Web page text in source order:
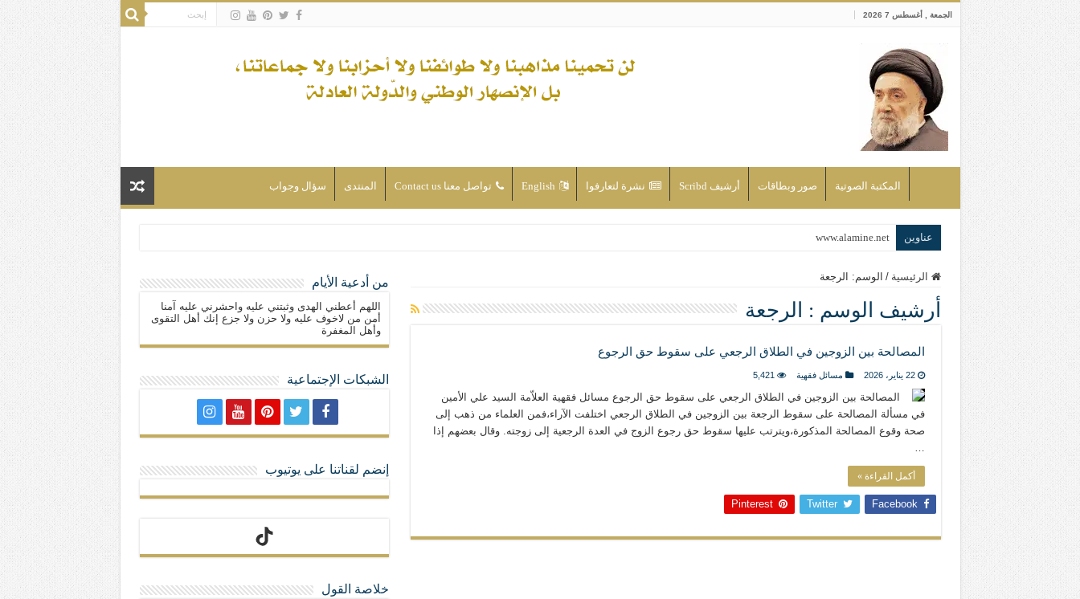
الجمعة , أغسطس 7 2026
المكتبة الصوتية صور وبطاقات أرشيف Scribd نشرة لتعارفوا English تواصل معنا Contact us المنتدى سؤال وجواب
عناوين www.alamine.net
إذا كان التسنن هو الإيمان بسنة رسول الله ( صلى الله عليه وآله) فكلّ المسلمين سنّة والتشيّع إن كان حب أهل البيت (عليهم السلام) فكلّ المسلمين شيعة.
علاقات المذاهب والأديان لا يجوز أن تكون على حساب الأوطان
ليست المنفعة تأتي من إسلامية النّظام كما لا تأتي المضرة من مسيحية النظام
المتهاون بوطنه متهاون بدينه حتماً
الرئيسية / الوسم: الرجعة
أرشيف الوسم : الرجعة
المصالحة بين الزوجين في الطلاق الرجعي على سقوط حق الرجوع
22 يناير، 2026 مسائل فقهية 5,421
المصالحة بين الزوجين في الطلاق الرجعي على سقوط حق الرجوع مسائل فقهية العلاّمة السيد علي الأمين
في مسألة المصالحة على سقوط الرجعة بين الزوجين في الطلاق الرجعي اختلفت الآراء،فمن العلماء من ذهب إلى
صحة وقوع المصالحة المذكورة،ويترتب عليها سقوط حق رجوع الزوج في العدة الرجعية إلى زوجته. وقال بعضهم إذا
…
أكمل القراءة »
Facebook
Twitter
Pinterest
من أدعية الأيام
اللهم أعطني الهدى وثبتني عليه واحشرني عليه آمنا
أمن من لاخوف عليه ولا حزن ولا جزع إنك أهل التقوى
وأهل المغفرة
الشبكات الإجتماعية
إنضم لقناتنا على يوتيوب
تيك توك
خلاصة القول